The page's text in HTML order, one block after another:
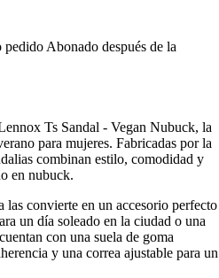
pedido Abonado después de la
Ts Sandal - Vegan Nubuck, la
para mujeres. Fabricadas por la
combinan estilo, comodidad y
en nubuck.
las convierte en un accesorio perfecto
un día soleado en la ciudad o una
con una suela de goma
y una correa ajustable para un